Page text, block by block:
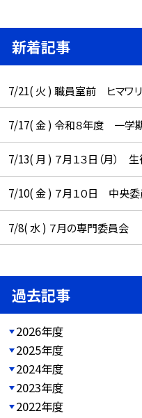
新着記事
7/21( 火 ) 職員室前 ヒマワリ
7/17( 金 ) 令和８年度 一学
7/13( 月 ) ７月１３日（月）
7/10( 金 ) ７月１０日 中央
7/8( 水 ) ７月の専門委員会
過去記事
2026年度
2025年度
2024年度
2023年度
2022年度